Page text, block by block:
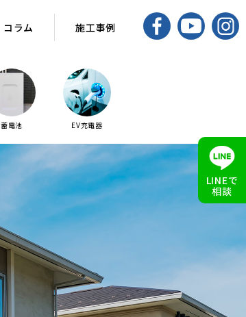
コラム 施工事例
蓄電池 EV充電器
LINEで
相談